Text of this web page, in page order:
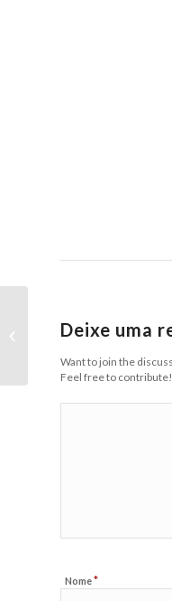
Deixe uma
Want to join the
Feel free to contribute!
Nome*
Philips comemora